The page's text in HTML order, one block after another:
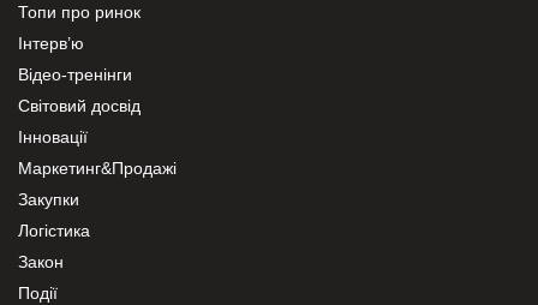
Топи про ринок
Інтерв’ю
Відео-тренінги
Світовий досвід
Інновації
Маркетинг&Продажі
Закупки
Логістика
Закон
Події